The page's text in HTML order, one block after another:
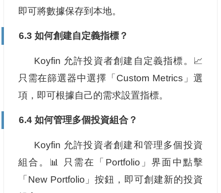
即可將數據保存到本地。
6.3 如何創建自定義指標？
Koyfin 允許投資者創建自定義指標。📈
只需在篩選器中選擇「Custom Metrics」選
項，即可根據自己的需求設置指標。
6.4 如何管理多個投資組合？
Koyfin 允許投資者創建和管理多個投資
組合。📊 只需在「Portfolio」界面中點擊
「New Portfolio」按鈕，即可創建新的投資